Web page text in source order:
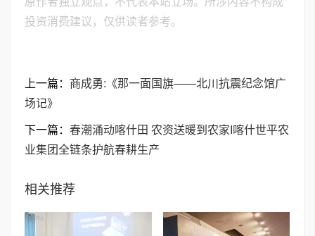
投资消费建议，仅供读者参考。
上一篇： 商成勇:《那一面国旗——北川抗震纪念馆广
场记》
下一篇： 春潮涌动喀什田 农资送暖到农家I喀什世平农
业集团全链条护航春耕生产
相关推荐